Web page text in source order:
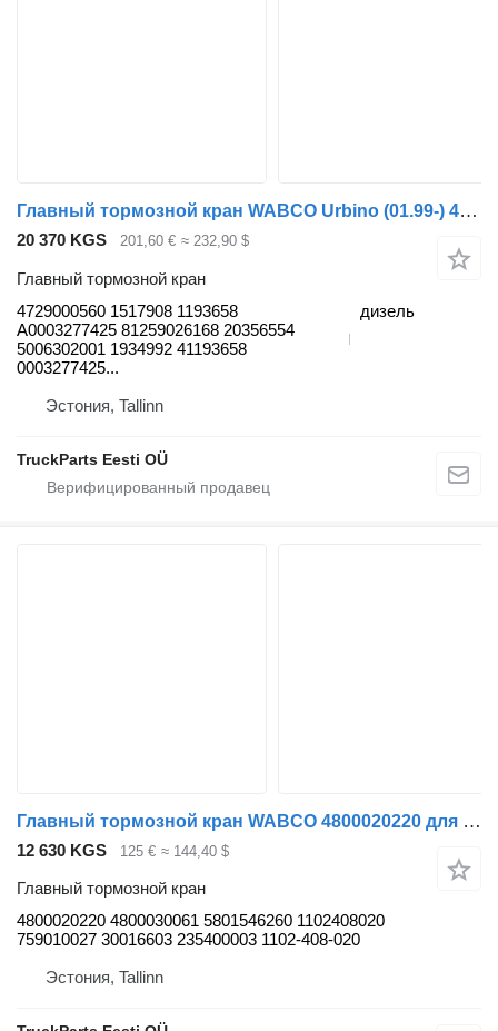
Главный тормозной кран WABCO Urbino (01.99-) 4729000560 для автобуса Solaris Urbino, Alpino, Vacanza (1999-)
20 370 KGS 201,60 € ≈ 232,90 $
Главный тормозной кран
4729000560 1517908 1193658
A0003277425 81259026168 20356554
5006302001 1934992 41193658
0003277425...
дизель
Эстония, Tallinn
TruckParts Eesti OÜ
Главный тормозной кран WABCO 4800020220 для автобуса Solaris Urbino, Alpino, Vacanza (1999-)
12 630 KGS 125 € ≈ 144,40 $
Главный тормозной кран
4800020220 4800030061 5801546260 1102408020
759010027 30016603 235400003 1102-408-020
Эстония, Tallinn